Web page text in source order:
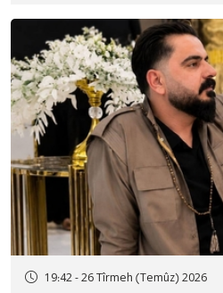
19:42 - 26 Tîrmeh (Temûz) 2026